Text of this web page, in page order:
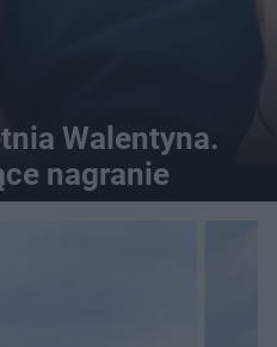
Walentyna.
nagranie